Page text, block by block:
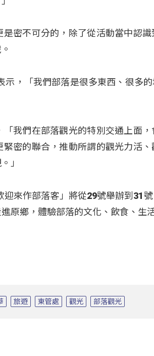
密不可分的，除了從活動當中認
，「我們部落是很多東西、很多
我們在部落觀光的特別交通上面
密的聯合，推動所謂的觀光力活
」
迎來作部落客」將從29號舉辦到31
原鄉，體驗部落的文化、飲食、生
旅遊 東管處 觀光 部落觀光